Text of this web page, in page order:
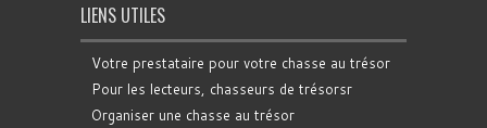
LIENS UTILES
Votre prestataire pour votre chasse au trésor
Pour les lecteurs, chasseurs de trésorsr
Organiser une chasse au trésor